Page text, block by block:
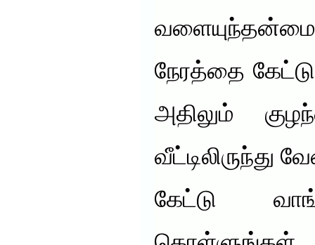
நேரத்தை
அதிலும்
வீட்டிலிருந்து
கேட்டு